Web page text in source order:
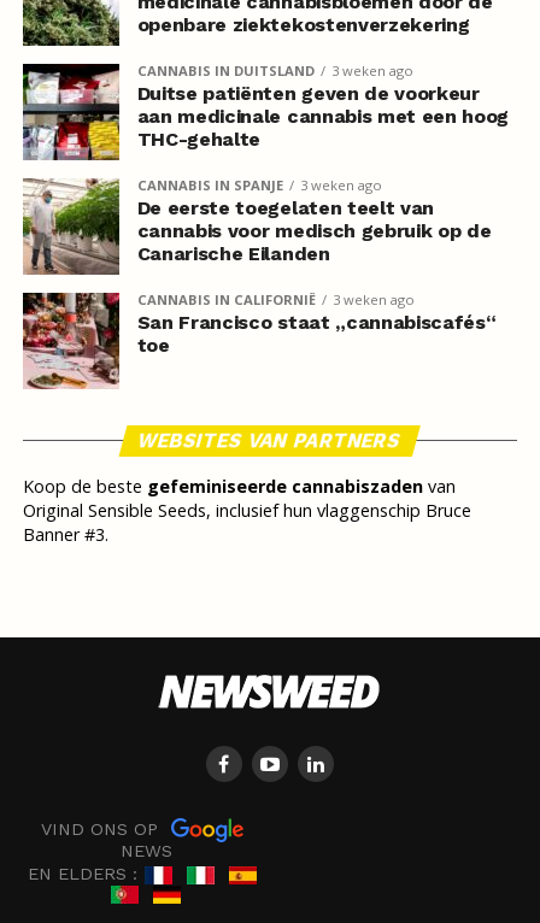
openbare ziektekostenverzekering
CANNABIS IN DUITSLAND 3 weken ago
Duitse patiënten geven de voorkeur
aan medicinale cannabis met een hoog
THC-gehalte
CANNABIS IN SPANJE 3 weken ago
De eerste toegelaten teelt van
cannabis voor medisch gebruik op de
Canarische Eilanden
CANNABIS IN CALIFORNIË 3 weken ago
San Francisco staat „cannabiscafés“
toe
WEBSITES VAN PARTNERS
Koop de beste gefeminiseerde cannabiszadenvan
Original Sensible Seeds, inclusief hun vlaggenschip Bruce
Banner #3.
VIND ONS OP
NEWS
EN ELDERS :